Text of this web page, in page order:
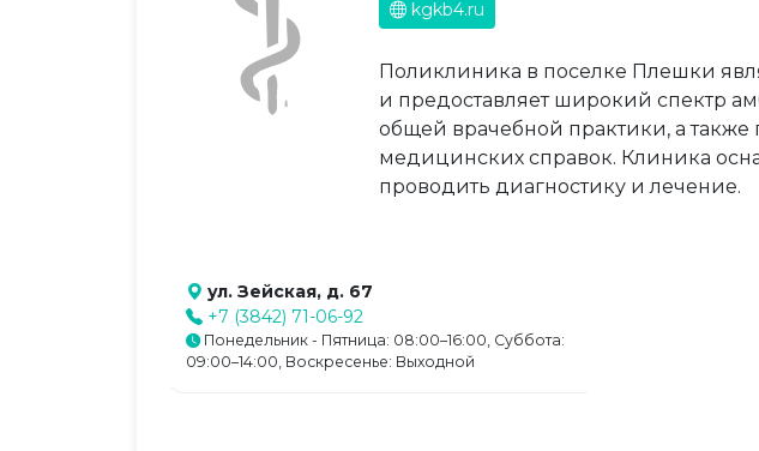
kgkb4.ru
Поликлиника в поселке Плешки
и предоставляет широкий спектр
общей врачебной практики, а
медицинских справок. Клиника
проводить диагностику и лечение.
ул. Зейская, д. 67
+7 (3842) 71-06-92
Понедельник - Пятница: 08:00–16:00, Суббота:
09:00–14:00, Воскресенье: Выходной